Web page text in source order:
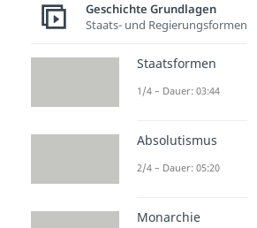
Narrativ —
zum
zur Stelle
Geschichte Grundlagen
Staats- und Regierungsformen
Staatsformen
1/4 – Dauer: 03:44
Absolutismus
2/4 – Dauer: 05:20
Monarchie